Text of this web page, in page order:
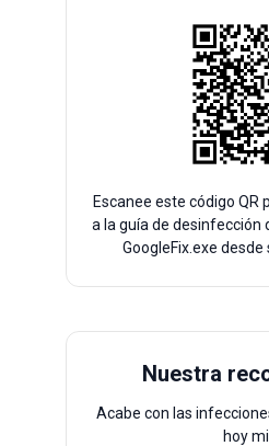
Escanee este código
a la guía de desinfección
GoogleFix.exe desde
Nuestra
Acabe con las
hoy